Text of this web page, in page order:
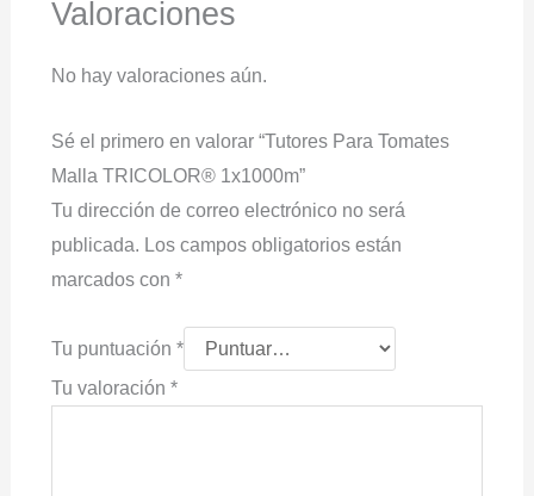
Valoraciones
No hay valoraciones aún.
Sé el primero en valorar “Tutores Para Tomates
Malla TRICOLOR® 1x1000m”
Tu dirección de correo electrónico no será
publicada. Los campos obligatorios están
marcados con *
Tu puntuación *
Tu valoración *